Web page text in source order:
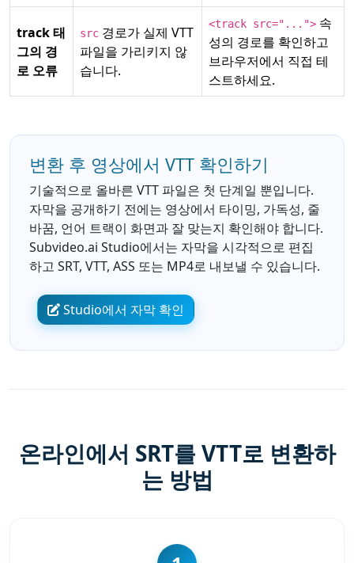
track 태
그의 경
로 오류
src 경로가 실제 VTT
파일을 가리키지 않
습니다.
<track src="..."> 속
성의 경로를 확인하고
브라우저에서 직접 테
스트하세요.
변환 후 영상에서 VTT 확인하기
기술적으로 올바른 VTT 파일은 첫 단계일 뿐입니다.
자막을 공개하기 전에는 영상에서 타이밍, 가독성, 줄
바꿈, 언어 트랙이 화면과 잘 맞는지 확인해야 합니다.
Subvideo.ai Studio에서는 자막을 시각적으로 편집
하고 SRT, VTT, ASS 또는 MP4로 내보낼 수 있습니다.
Studio에서 자막 확인
온라인에서 SRT를 VTT로 변환하
는 방법